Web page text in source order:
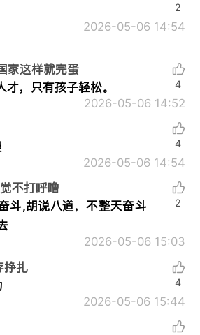
2026-05-06 14:54
2
家这样就完蛋
，只有孩子轻松。
2026-05-06 14:52
4
2026-05-06 14:54
4
不打呼噜
斗,胡说八道，不整天奋斗
2026-05-06 15:03
2
挣扎
2026-05-06 15:44
4